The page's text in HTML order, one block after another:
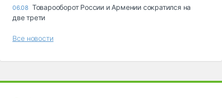
06.08 Товарооборот России и Армении сократился на
две трети
Все новости